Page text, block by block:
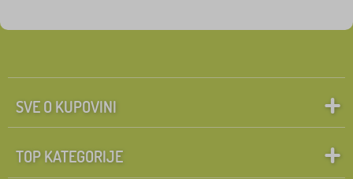
SVE O KUPOVINI
TOP KATEGORIJE